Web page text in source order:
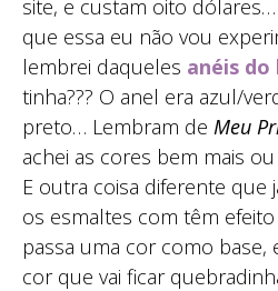
site, e custam oito
que essa eu não vou
lembrei daqueles anéis
tinha??? O anel era azul/
preto… Lembram de Meu
achei as cores bem mais
E outra coisa diferente que
os esmaltes com têm
passa uma cor como base,
cor que vai ficar